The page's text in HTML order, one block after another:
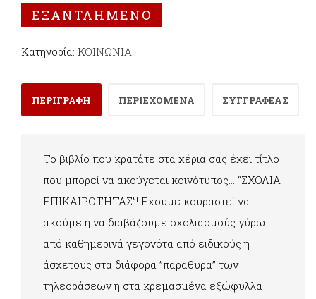
ΕΞΑΝΤΛΗΜΈΝΟ
Κατηγορία: ΚΟΙΝΩΝΙΑ
ΠΕΡΙΓΡΑΦΗ ΠΕΡΙΕΧΟΜΕΝΑ ΣΥΓΓΡΑΦΕΑΣ
Το βιβλίο που κρατάτε στα χέρια σας έχει τίτλο
που μπορεί να ακούγεται κοινότυπος… “ΣΧΟΛΙΑ
ΕΠΙΚΑΙΡΟΤΗΤΑΣ”! Εχουμε κουραστεί να
ακούμε η να διαβάζουμε σχολιασμούς γύρω
από καθημερινά γεγονότα από ειδικούς η
άσχετους στα διάφορα ”παραθυρα” των
τηλεοράσεων η στα κρεμασμένα εξώφυλλα